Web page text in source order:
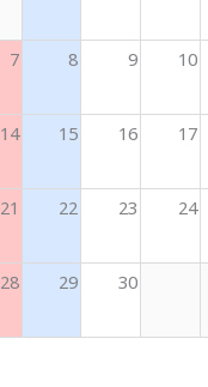
7 8 9 10
14 15 16 17
21 22 23 24
28 29 30